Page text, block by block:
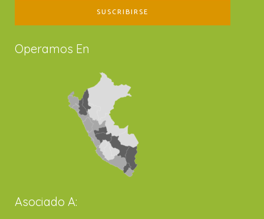
Operamos En
Asociado A: